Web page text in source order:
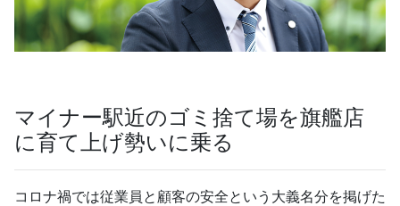
マイナー駅近のゴミ捨て場を旗艦店
に育て上げ勢いに乗る
コロナ禍では従業員と顧客の安全という大義名分を掲げた